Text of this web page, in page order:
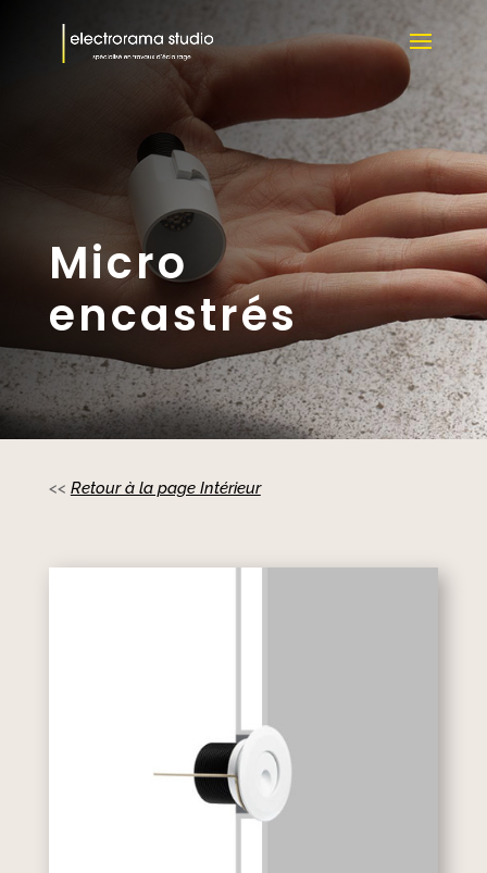
Micro
encastrés
<< Retour à la page Intérieur